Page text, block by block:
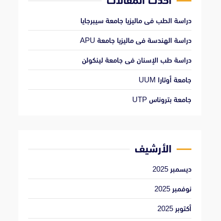
دراسة الطب فى ماليزيا جامعة سيبرجايا
دراسة الهندسة فى ماليزيا جامعة APU
دراسة طب الإسنان فى جامعة لينكولن
جامعة أوتارا UUM
جامعة بتروناس UTP
الأرشيف
ديسمبر 2025
نوفمبر 2025
أكتوبر 2025